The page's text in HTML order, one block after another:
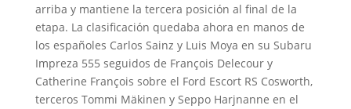
arriba y mantiene la tercera posición al final de la
etapa. La clasificación quedaba ahora en manos de
los españoles Carlos Sainz y Luis Moya en su Subaru
Impreza 555 seguidos de François Delecour y
Catherine François sobre el Ford Escort RS Cosworth,
terceros Tommi Mäkinen y Seppo Harjnanne en el